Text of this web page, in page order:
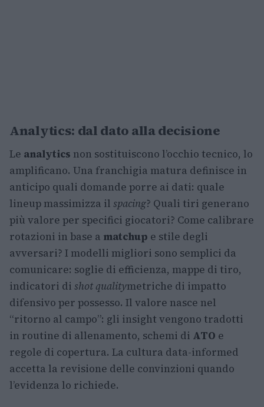
Analytics: dal dato alla decisione
Le analytics non sostituiscono l’occhio tecnico, lo
amplificano. Una franchigia matura definisce in
anticipo quali domande porre ai dati: quale
lineup massimizza il spacing? Quali tiri generano
più valore per specifici giocatori? Come calibrare
rotazioni in base a matchup e stile degli
avversari? I modelli migliori sono semplici da
comunicare: soglie di efficienza, mappe di tiro,
indicatori di shot qualitymetriche di impatto
difensivo per possesso. Il valore nasce nel
“ritorno al campo”: gli insight vengono tradotti
in routine di allenamento, schemi di ATO e
regole di copertura. La cultura data-informed
accetta la revisione delle convinzioni quando
l’evidenza lo richiede.